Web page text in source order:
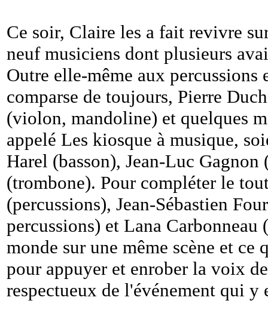
Ce soir, Claire les a fait revivre
neuf musiciens dont plusieurs
Outre elle-même aux
comparse de toujours, Pierre
(violon, mandoline) et quelques
appelé Les kiosque à musique,
Harel (basson), Jean-Luc
(trombone). Pour compléter le
(percussions), Jean-Sébastien
percussions) et Lana
monde sur une même scène et
pour appuyer et enrober la voix
respectueux de l'événement qui